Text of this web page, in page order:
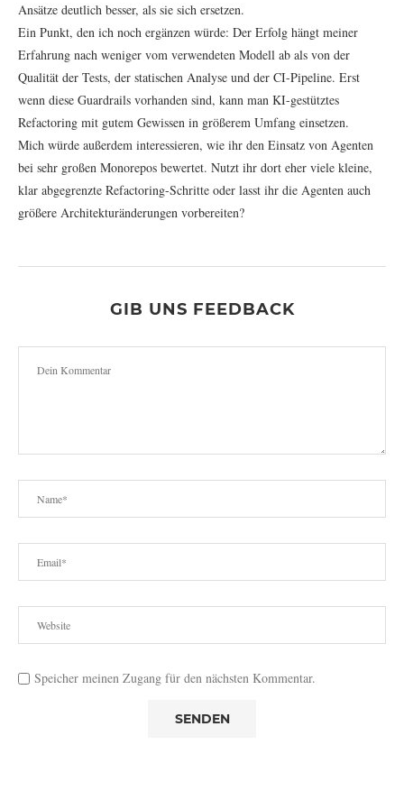
Ansätze deutlich besser, als sie sich ersetzen.
Ein Punkt, den ich noch ergänzen würde: Der Erfolg hängt meiner
Erfahrung nach weniger vom verwendeten Modell ab als von der
Qualität der Tests, der statischen Analyse und der CI-Pipeline. Erst
wenn diese Guardrails vorhanden sind, kann man KI-gestütztes
Refactoring mit gutem Gewissen in größerem Umfang einsetzen.
Mich würde außerdem interessieren, wie ihr den Einsatz von Agenten
bei sehr großen Monorepos bewertet. Nutzt ihr dort eher viele kleine,
klar abgegrenzte Refactoring-Schritte oder lasst ihr die Agenten auch
größere Architekturänderungen vorbereiten?
GIB UNS FEEDBACK
Speicher meinen Zugang für den nächsten Kommentar.